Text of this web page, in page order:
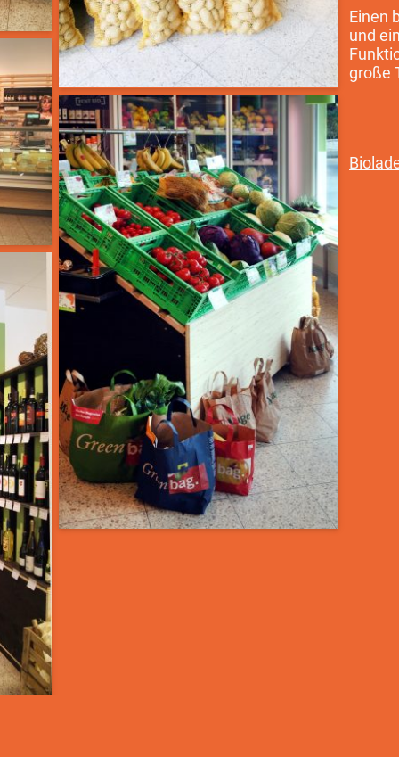
Einen
und
große